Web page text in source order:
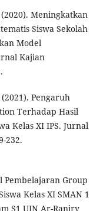
Meningkatkan
Siswa Sekolah
Model
Kajian
Pengaruh
Terhadap Hasil
Kelas XI IPS. Jurnal
232.
Pembelajaran Group
Kelas XI SMAN 1
S1 UIN Ar-Raniry